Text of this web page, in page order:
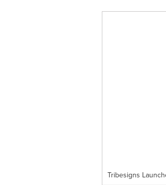
Tribesigns